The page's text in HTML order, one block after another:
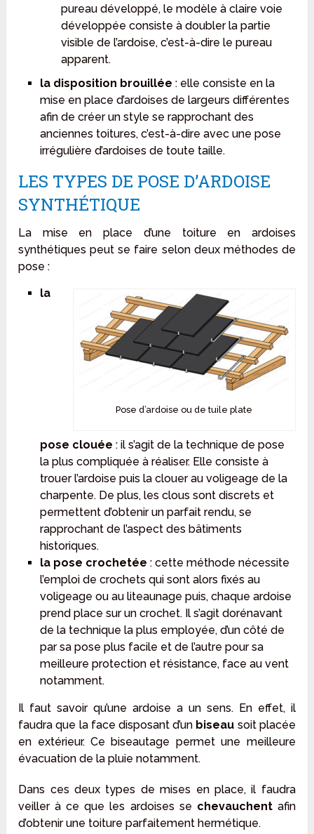
pureau développé, le modèle à claire voie
développée consiste à doubler la partie
visible de l’ardoise, c’est-à-dire le pureau
apparent.
la disposition brouillée : elle consiste en la
mise en place d’ardoises de largeurs différentes
afin de créer un style se rapprochant des
anciennes toitures, c’est-à-dire avec une pose
irrégulière d’ardoises de toute taille.
LES TYPES DE POSE D’ARDOISE
SYNTHÉTIQUE
La mise en place d’une toiture en ardoises
synthétiques peut se faire selon deux méthodes de
pose :
Pose d’ardoise ou de tuile plate
la
pose clouée : il s’agit de la technique de pose
la plus compliquée à réaliser. Elle consiste à
trouer l’ardoise puis la clouer au voligeage de la
charpente. De plus, les clous sont discrets et
permettent d’obtenir un parfait rendu, se
rapprochant de l’aspect des bâtiments
historiques.
la pose crochetée : cette méthode nécessite
l’emploi de crochets qui sont alors fixés au
voligeage ou au liteaunage puis, chaque ardoise
prend place sur un crochet. Il s’agit dorénavant
de la technique la plus employée, d’un côté de
par sa pose plus facile et de l’autre pour sa
meilleure protection et résistance, face au vent
notamment.
Il faut savoir qu’une ardoise a un sens. En effet, il
faudra que la face disposant d’un biseau soit placée
en extérieur. Ce biseautage permet une meilleure
évacuation de la pluie notamment.
Dans ces deux types de mises en place, il faudra
veiller à ce que les ardoises se chevauchent afin
d’obtenir une toiture parfaitement hermétique.